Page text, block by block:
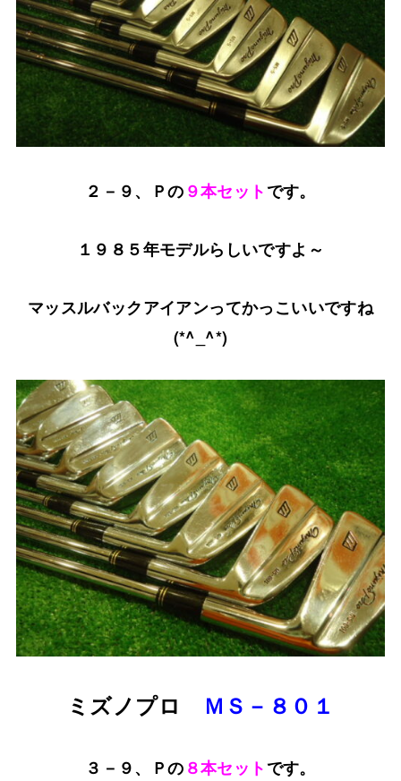
２－９、Ｐの９本セットです。
１９８５年モデルらしいですよ～
マッスルバックアイアンってかっこいいですね
(*^_^*)
ミズノプロ ＭＳ－８０１
３－９、Ｐの８本セットです。